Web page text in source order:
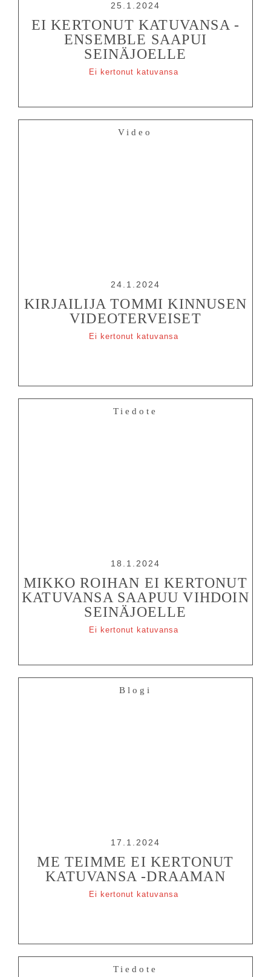
25.1.2024
EI KERTONUT KATUVANSA -
ENSEMBLE SAAPUI
SEINÄJOELLE
Ei kertonut katuvansa
Video
24.1.2024
KIRJAILIJA TOMMI KINNUSEN
VIDEOTERVEISET
Ei kertonut katuvansa
Tiedote
18.1.2024
MIKKO ROIHAN EI KERTONUT
KATUVANSA SAAPUU VIHDOIN
SEINÄJOELLE
Ei kertonut katuvansa
Blogi
17.1.2024
ME TEIMME EI KERTONUT
KATUVANSA -DRAAMAN
Ei kertonut katuvansa
Tiedote